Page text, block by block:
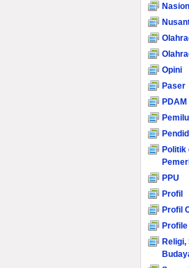
Opini
Paser
Pemilu
Politik
PPU
Profil
Profil
Profile
Religi,